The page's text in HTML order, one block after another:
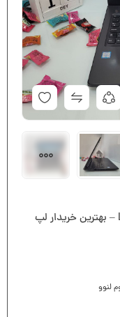
قیمت لپ تاپ استوک لنوو Lenovo ip310 – بهترین خریدار لپ
لنوو